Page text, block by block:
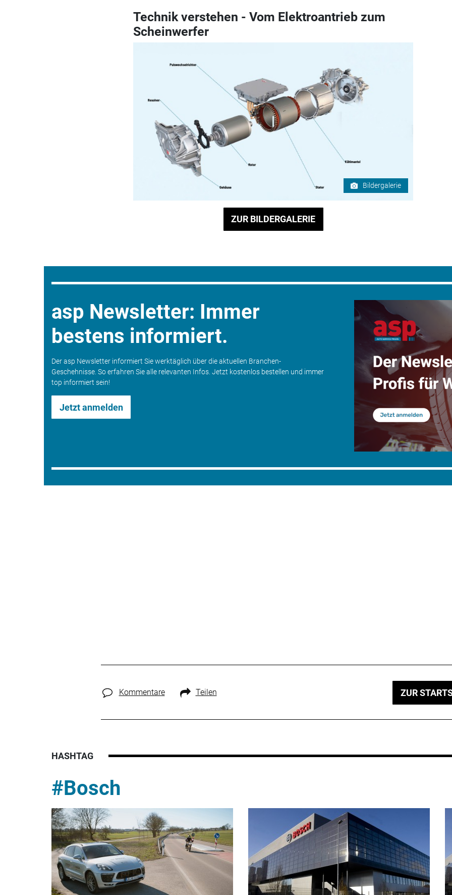
Technik verstehen - Vom Elektroantrieb zum
Scheinwerfer
Bildergalerie
ZUR BILDERGALERIE
asp Newsletter: Immer
bestens informiert.
Der asp Newsletter informiert Sie werktäglich über die aktuellen Branchen-
Geschehnisse. So erfahren Sie alle relevanten Infos. Jetzt kostenlos bestellen und immer
top informiert sein!
Jetzt anmelden
Kommentare Teilen ZUR
HASHTAG
#Bosch